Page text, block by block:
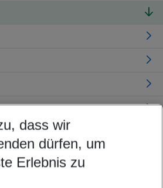
suits your best
dass wir
dürfen, um
Erlebnis zu